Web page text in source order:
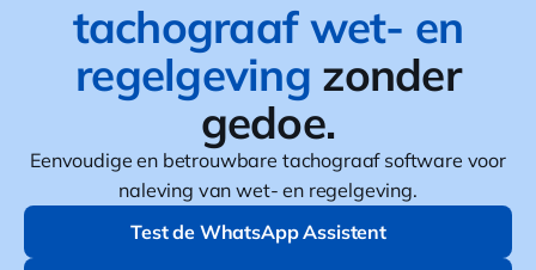
tachograaf wet- en
regelgeving zonder
gedoe.
Eenvoudige en betrouwbare tachograaf software voor
naleving van wet- en regelgeving.
Test de WhatsApp Assistent